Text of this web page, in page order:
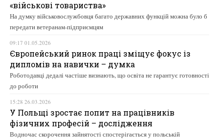
«військові товариства»
На думку військовослужбовця багато державних функцій можна було б
передати ветеранам-підприємцям
09:17 01.05.2026
Європейський ринок праці зміщує фокус із
дипломів на навички – думка
Роботодавці дедалі частіше визнають, що освіта не гарантує готовності
до роботи
15:28 26.03.2026
У Польщі зростає попит на працівників
фізичних професій – дослідження
Водночас скорочення зайнятості спостерігається у польській